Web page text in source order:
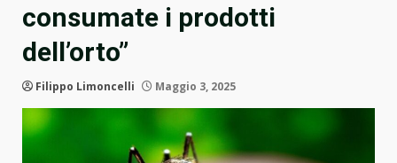
consumate i prodotti
dell’orto”
Filippo Limoncelli Maggio 3, 2025